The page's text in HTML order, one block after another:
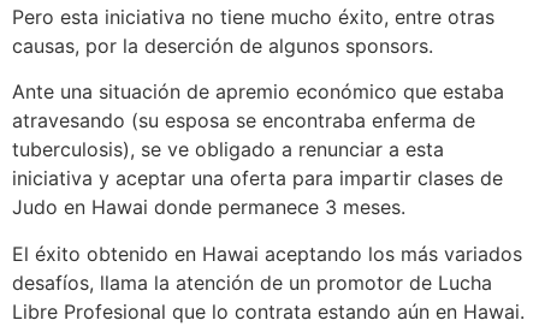
Pero esta iniciativa no tiene mucho éxito, entre otras
causas, por la deserción de algunos sponsors.
Ante una situación de apremio económico que estaba
atravesando (su esposa se encontraba enferma de
tuberculosis), se ve obligado a renunciar a esta
iniciativa y aceptar una oferta para impartir clases de
Judo en Hawai donde permanece 3 meses.
El éxito obtenido en Hawai aceptando los más variados
desafíos, llama la atención de un promotor de Lucha
Libre Profesional que lo contrata estando aún en Hawai.